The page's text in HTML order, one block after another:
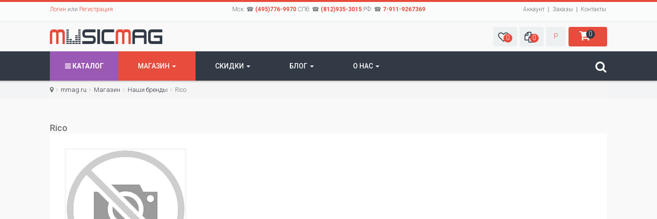
Логин или Регистрация Мск: ☎ (495)776-9970СПб: ☎ (812)935-3015РФ: ☎ 7-911-9267369 Аккаунт Заказы Контакты
0 0 Р 0
КАТАЛОГ МАГАЗИН СКИДКИ БЛОГ О НАС
mmag.ru Магазин Наши бренды Rico
Rico